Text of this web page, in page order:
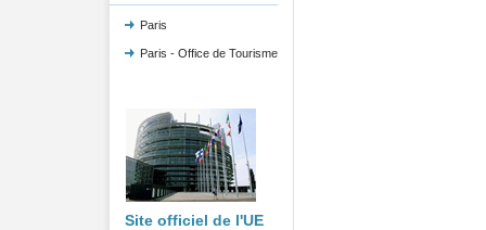
Paris
Paris - Office de Tourisme
Site officiel de l'UE